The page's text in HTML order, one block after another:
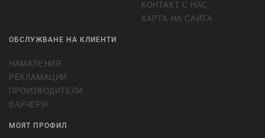
КОНТАКТ С НАС
КАРТА НА САЙТА
ОБСЛУЖВАНЕ НА КЛИЕНТИ
НАМАЛЕНИЯ
РЕКЛАМАЦИИ
ПРОИЗВОДИТЕЛИ
ВАУЧЕРИ
МОЯТ ПРОФИЛ